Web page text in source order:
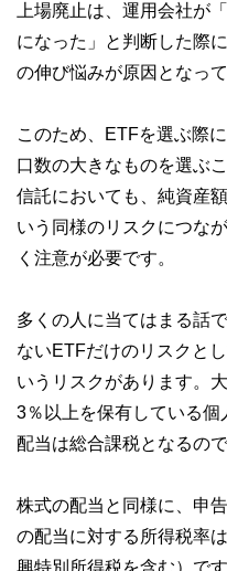
上場廃止は、運用会社が
になった」と判断した際
の伸び悩みが原因となって
このため、ETFを選ぶ際
口数の大きなものを選ぶ
信託においても、純資産
いう同様のリスクにつな
く注意が必要です。
多くの人に当てはまる話
ないETFだけのリスクと
いうリスクがあります。
3％以上を保有している個
配当は総合課税となるので
株式の配当と同様に、申
の配当に対する所得税率
興特別所得税を含む）で